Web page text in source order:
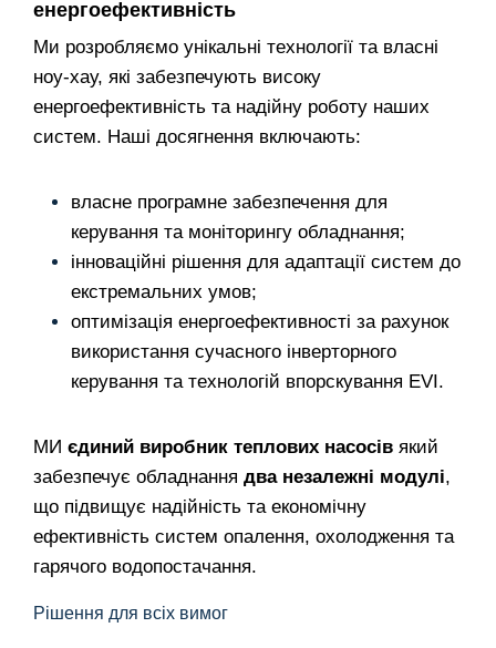
енергоефективність
Ми розробляємо унікальні технології та власні
ноу-хау, які забезпечують високу
енергоефективність та надійну роботу наших
систем. Наші досягнення включають:
власне програмне забезпечення для
керування та моніторингу обладнання;
інноваційні рішення для адаптації систем до
екстремальних умов;
оптимізація енергоефективності за рахунок
використання сучасного інверторного
керування та технологій впорскування EVI.
МИ єдиний виробник теплових насосів який
забезпечує обладнання два незалежні модулі,
що підвищує надійність та економічну
ефективність систем опалення, охолодження та
гарячого водопостачання.
Рішення для всіх вимог